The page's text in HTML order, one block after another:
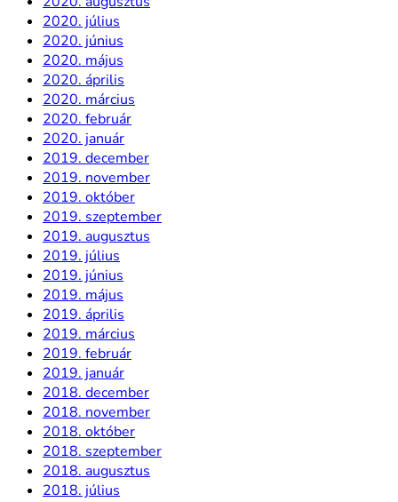
2020. július
2020. június
2020. május
2020. április
2020. március
2020. február
2020. január
2019. december
2019. november
2019. október
2019. szeptember
2019. augusztus
2019. július
2019. június
2019. május
2019. április
2019. március
2019. február
2019. január
2018. december
2018. november
2018. október
2018. szeptember
2018. augusztus
2018. július